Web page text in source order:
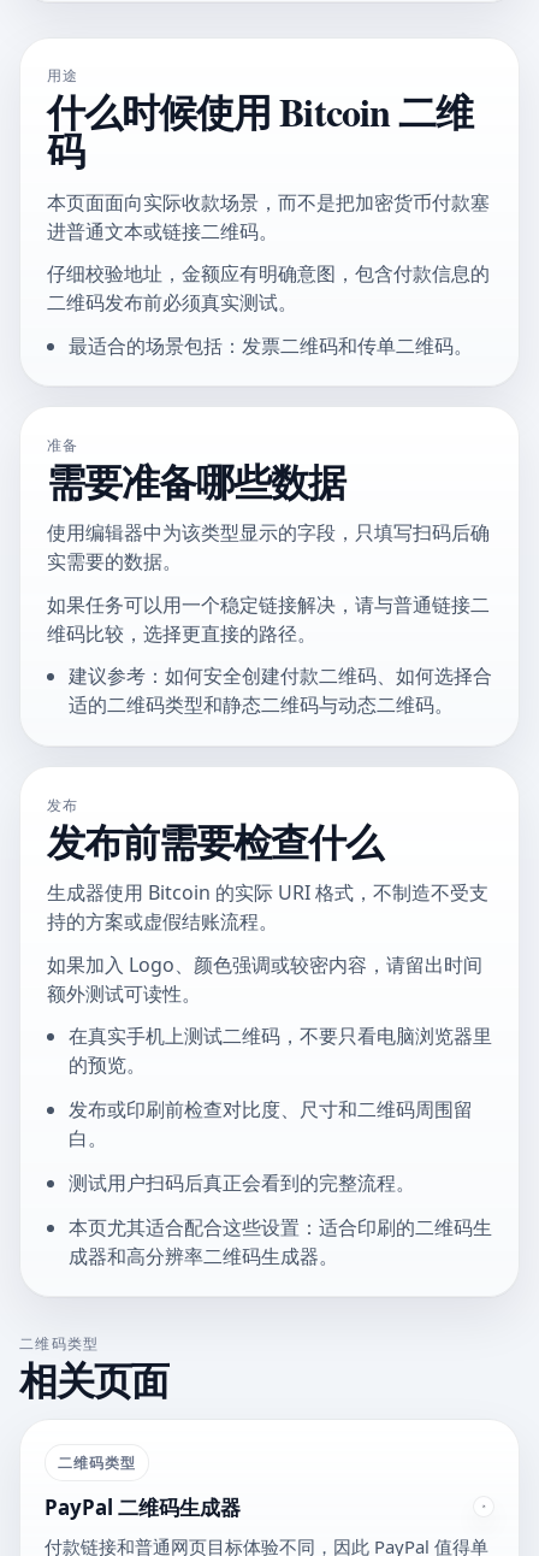
用途
什么时候使用 Bitcoin 二维
码
本页面面向实际收款场景，而不是把加密货币付款塞
进普通文本或链接二维码。
仔细校验地址，金额应有明确意图，包含付款信息的
二维码发布前必须真实测试。
最适合的场景包括：发票二维码和传单二维码。
准备
需要准备哪些数据
使用编辑器中为该类型显示的字段，只填写扫码后确
实需要的数据。
如果任务可以用一个稳定链接解决，请与普通链接二
维码比较，选择更直接的路径。
建议参考：如何安全创建付款二维码、如何选择合
适的二维码类型和静态二维码与动态二维码。
发布
发布前需要检查什么
生成器使用 Bitcoin 的实际 URI 格式，不制造不受支
持的方案或虚假结账流程。
如果加入 Logo、颜色强调或较密内容，请留出时间
额外测试可读性。
在真实手机上测试二维码，不要只看电脑浏览器里
的预览。
发布或印刷前检查对比度、尺寸和二维码周围留
白。
测试用户扫码后真正会看到的完整流程。
本页尤其适合配合这些设置：适合印刷的二维码生
成器和高分辨率二维码生成器。
二维码类型
相关页面
二维码类型
PayPal 二维码生成器
付款链接和普通网页目标体验不同，因此 PayPal 值得单